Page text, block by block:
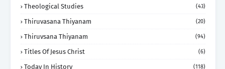
Theological Studies (43)
Thiruvasana Thiyanam (20)
Thiruvsana Thiyanam (94)
Titles Of Jesus Christ (6)
Today In History (118)